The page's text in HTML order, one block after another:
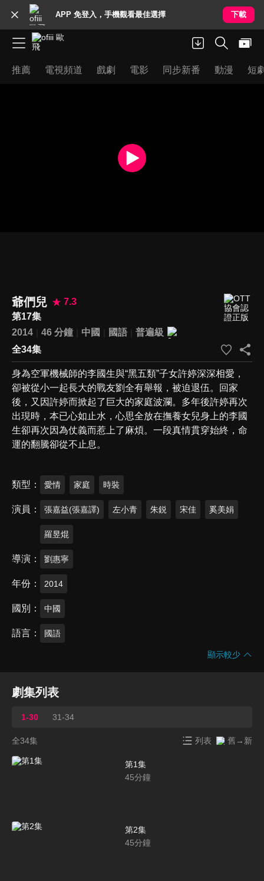
APP 免登入，手機觀看最佳選擇 下載
推薦 電視頻道 戲劇 電影 同步新番 動漫 短
爺們兒
7.3
第17集
2014
46 分鐘 中國 國語
普遍級
全34集
身為空軍機械師的李國生與“黑五類”子女許婷深深相愛，
卻被從小一起長大的戰友劉全有舉報，被迫退伍。回家
後，又因許婷而掀起了巨大的家庭波瀾。多年後許婷再次
出現時，本已心如止水，心思全放在撫養女兒身上的李國
生卻再次因為仗義而惹上了麻煩。一段真情貫穿始終，命
運的翻騰卻從不止息。
類型 愛情 家庭 時裝
演員 張嘉益(張嘉譯) 左小青 朱鋭 宋佳 奚美娟
羅昱焜
導演 劉惠寧
年份 2014
國別 中國
語言 國語
顯示較少
劇集列表
1-30 31-34
全34集 列表 舊→新
第1集
45分鐘
第2集
45分鐘